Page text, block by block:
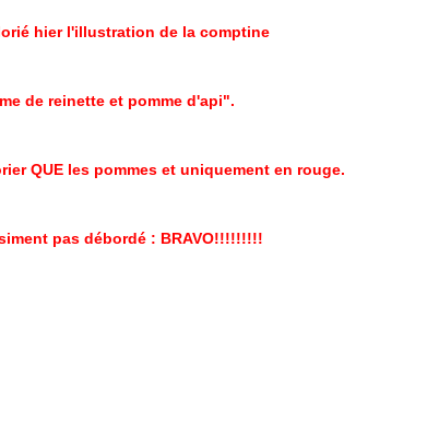
hier l'illustration de la comptine
de reinette et pomme d'api".
QUE les pommes et uniquement en rouge.
pas débordé : BRAVO!!!!!!!!!